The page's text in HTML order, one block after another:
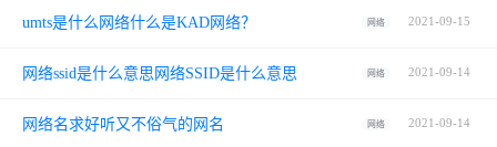
umts是什么网络什么是KAD网络？ 网络 2021-09-15
网络ssid是什么意思网络SSID是什么意思 网络 2021-09-14
网络名求好听又不俗气的网名 网络 2021-09-14